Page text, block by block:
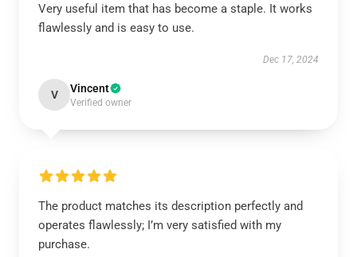
Very useful item that has become a staple. It works
flawlessly and is easy to use.
Dec 17, 2024
V Vincent
Verified owner
The product matches its description perfectly and
operates flawlessly; I’m very satisfied with my
purchase.